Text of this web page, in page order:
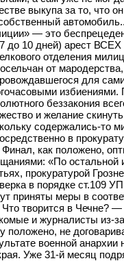
выкупа за то, что
— это
до 10 дней) арест ВСЕХ
отделения
от
для
избиениями.
беззакония
и желание
содержались-то
в
как положено,
«По остальной
прокуратурой
в порядке ст.109
приняты меры в
творится в Чечне? —
и журналисты из-
положено, не
военной
Уже 31-й месяц